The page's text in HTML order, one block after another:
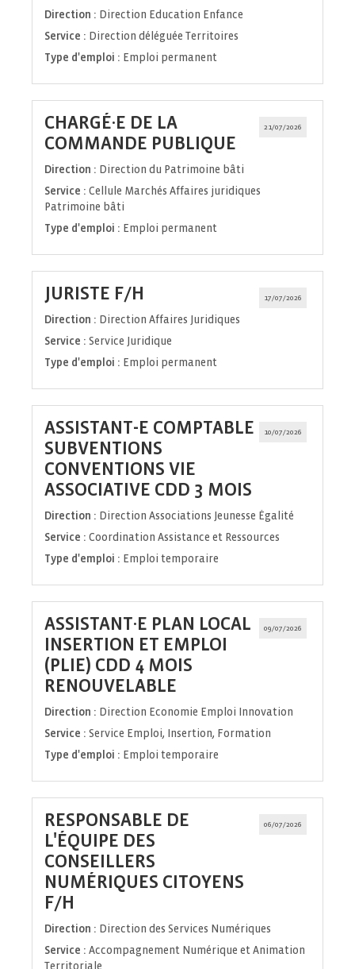
Direction : Direction Education Enfance
Service : Direction déléguée Territoires
Type d'emploi : Emploi permanent
21/07/2026
CHARGÉ·E DE LA
COMMANDE PUBLIQUE
fenêtre)
Direction : Direction du Patrimoine bâti
Service : Cellule Marchés Affaires juridiques
Patrimoine bâti
Type d'emploi : Emploi permanent
17/07/2026
JURISTE F/H
fenêtre)
Direction : Direction Affaires Juridiques
Service : Service Juridique
Type d'emploi : Emploi permanent
10/07/2026
ASSISTANT-E COMPTABLE
SUBVENTIONS
CONVENTIONS VIE
ASSOCIATIVE CDD 3 MOIS
fenêtre)
Direction : Direction Associations Jeunesse Égalité
Service : Coordination Assistance et Ressources
Type d'emploi : Emploi temporaire
09/07/2026
ASSISTANT·E PLAN LOCAL
INSERTION ET EMPLOI
(PLIE) CDD 4 MOIS
RENOUVELABLE
fenêtre)
Direction : Direction Economie Emploi Innovation
Service : Service Emploi, Insertion, Formation
Type d'emploi : Emploi temporaire
06/07/2026
RESPONSABLE DE
L'ÉQUIPE DES
CONSEILLERS
NUMÉRIQUES CITOYENS
F/H
fenêtre)
Direction : Direction des Services Numériques
Service : Accompagnement Numérique et Animation
Territoriale